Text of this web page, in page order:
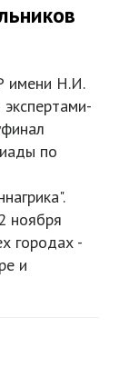
имени Н.И.
по
ноября
городах -
и